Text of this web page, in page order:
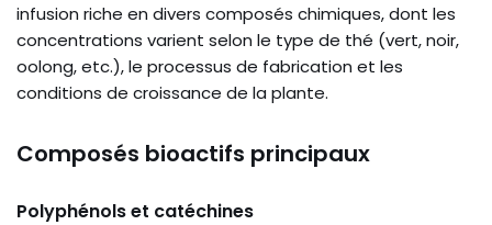
infusion riche en divers composés chimiques, dont les
concentrations varient selon le type de thé (vert, noir,
oolong, etc.), le processus de fabrication et les
conditions de croissance de la plante.
Composés bioactifs principaux
Polyphénols et catéchines